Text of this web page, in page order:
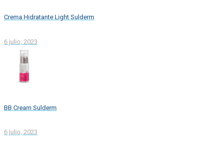
Crema Hidratante Light Sulderm
6 julio, 2023
BB Cream Sulderm
6 julio, 2023